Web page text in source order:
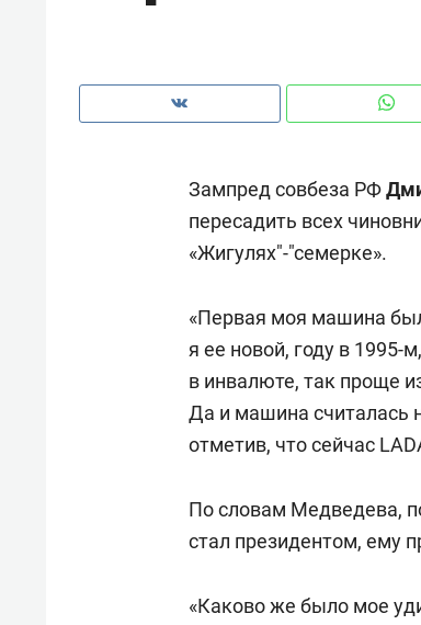
Зампред совбеза РФ
пересадить всех
«Жигулях"-"семерке».
«Первая моя машина
я ее новой, году в 1995-
в инвалюте, так проще
Да и машина считалась
отметив, что сейчас
По словам Медведева,
стал президентом, ему
«Каково же было мое
Падел, фитнес, танцы и даже
ниндзя-зал: как ТРЦ «Франт»